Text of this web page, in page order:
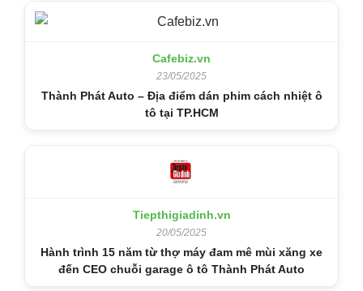
Cafebiz.vn
23/05/2025
Thành Phát Auto – Địa điểm dán phim cách nhiệt ô
tô tại TP.HCM
Tiepthigiadinh.vn
20/05/2025
Hành trình 15 năm từ thợ máy đam mê mùi xăng xe
đến CEO chuỗi garage ô tô Thành Phát Auto